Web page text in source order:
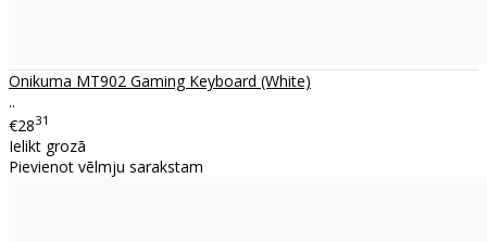
Onikuma MT902 Gaming Keyboard (White)
..
€2831
Ielikt grozā
Pievienot vēlmju sarakstam